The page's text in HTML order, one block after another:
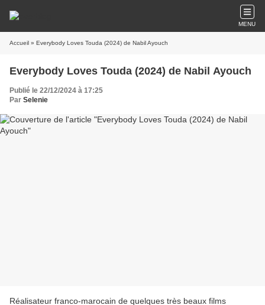
MENU
Accueil » Everybody Loves Touda (2024) de Nabil Ayouch
Everybody Loves Touda (2024) de Nabil Ayouch
Publié le 22/12/2024 à 17:25
Par Selenie
Réalisateur franco-marocain de quelques très beaux films